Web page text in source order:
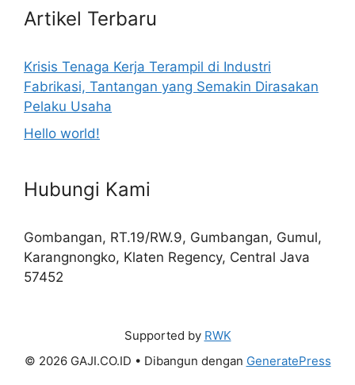
Artikel Terbaru
Krisis Tenaga Kerja Terampil di Industri
Fabrikasi, Tantangan yang Semakin Dirasakan
Pelaku Usaha
Hello world!
Hubungi Kami
Gombangan, RT.19/RW.9, Gumbangan, Gumul,
Karangnongko, Klaten Regency, Central Java
57452
Supported by RWK
© 2026 GAJI.CO.ID • Dibangun dengan GeneratePress